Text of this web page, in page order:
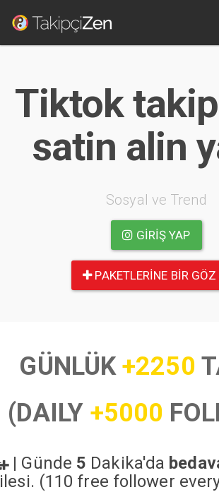
Tiktok
satin alin
Sosyal ve Trend
GIRIŞ YAP
PAKETLERINE BIR
GÜNLÜK+2250
(DAILY +5000
| Günde 5 Dakika'da
(110 free follower